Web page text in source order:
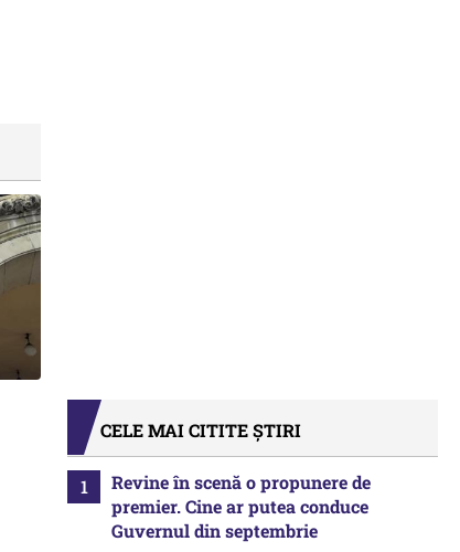
CELE MAI CITITE ȘTIRI
Revine în scenă o propunere de
premier. Cine ar putea conduce
Guvernul din septembrie